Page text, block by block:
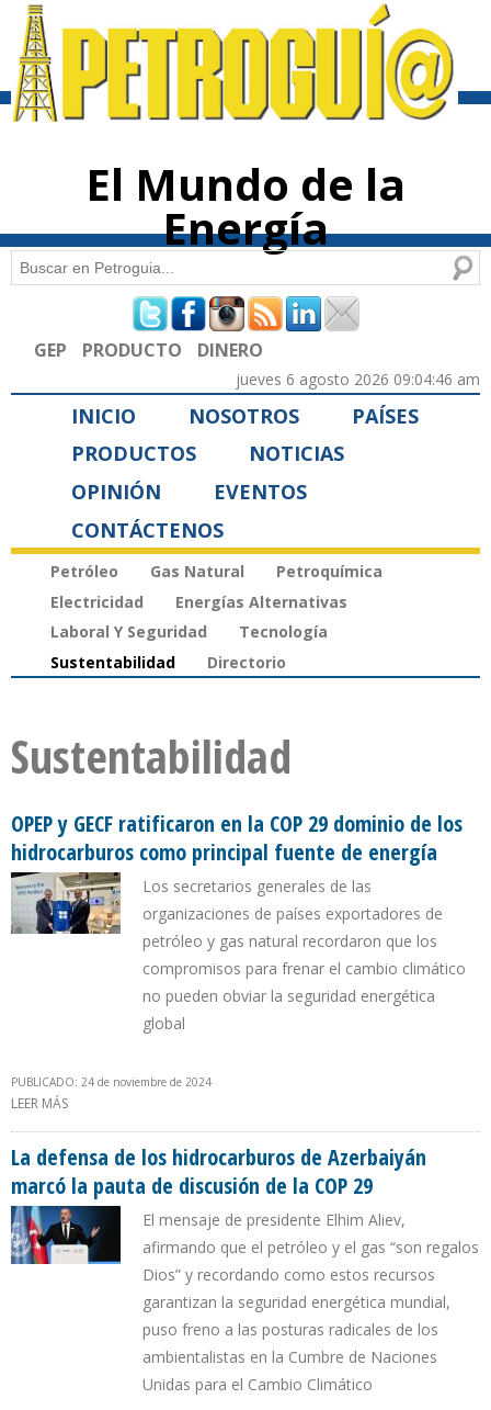
contenido
El Mundo de la
Energía
Formulario de búsqueda
Buscar
GEP PRODUCTO DINERO
jueves 6 agosto 2026 09:04:46 am
INICIO NOSOTROS
PAÍSES
PRODUCTOS
NOTICIAS
OPINIÓN
EVENTOS
CONTÁCTENOS
Petróleo Gas Natural
Petroquímica
Electricidad
Energías Alternativas
Laboral Y Seguridad
Tecnología
Sustentabilidad
Directorio
Sustentabilidad
OPEP y GECF ratificaron en la COP 29 dominio de los
hidrocarburos como principal fuente de energía
Los secretarios generales de las
organizaciones de países exportadores de
petróleo y gas natural recordaron que los
compromisos para frenar el cambio climático
no pueden obviar la seguridad energética
global
PUBLICADO: 24 de noviembre de 2024
LEER MÁS
La defensa de los hidrocarburos de Azerbaiyán
marcó la pauta de discusión de la COP 29
El mensaje de presidente Elhim Aliev,
afirmando que el petróleo y el gas “son regalos
Dios” y recordando como estos recursos
garantizan la seguridad energética mundial,
puso freno a las posturas radicales de los
ambientalistas en la Cumbre de Naciones
Unidas para el Cambio Climático